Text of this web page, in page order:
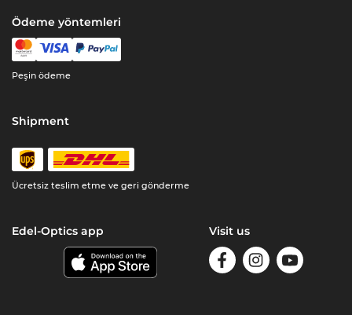
Ödeme yöntemleri
Peşin ödeme
Shipment
Ücretsiz teslim etme ve geri gönderme
Edel-Optics app Visit us